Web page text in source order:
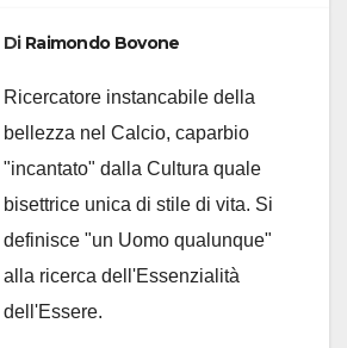
Di Raimondo Bovone
Ricercatore instancabile della
bellezza nel Calcio, caparbio
"incantato" dalla Cultura quale
bisettrice unica di stile di vita. Si
definisce "un Uomo qualunque"
alla ricerca dell'Essenzialità
dell'Essere.